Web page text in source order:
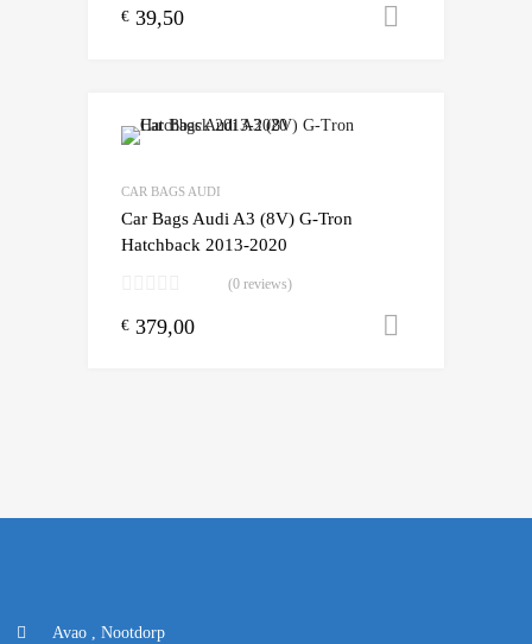
€ 39,50
CAR BAGS AUDI
Car Bags Audi A3 (8V) G-Tron
Hatchback 2013-2020
(0 reviews)
€ 379,00
Avao , Nootdorp